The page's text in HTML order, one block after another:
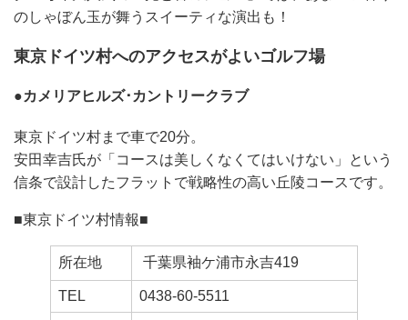
のしゃぼん玉が舞うスイーティな演出も！
東京ドイツ村へのアクセスがよいゴルフ場
●カメリアヒルズ･カントリークラブ
東京ドイツ村まで車で20分。
安田幸吉氏が「コースは美しくなくてはいけない」という
信条で設計したフラットで戦略性の高い丘陵コースです。
■東京ドイツ村情報■
所在地 千葉県袖ケ浦市永吉419
TEL 0438-60-5511